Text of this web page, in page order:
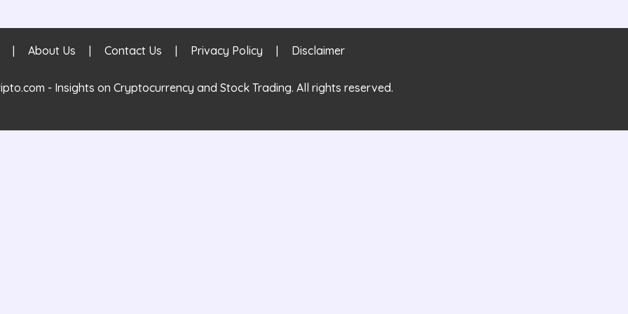
| About Us | Contact Us | Privacy Policy | Disclaimer
- Insights on Cryptocurrency and Stock Trading. All rights reserved.
to